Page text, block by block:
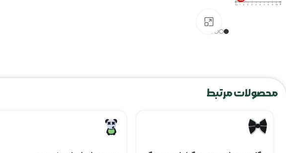
محصولات مرتبط